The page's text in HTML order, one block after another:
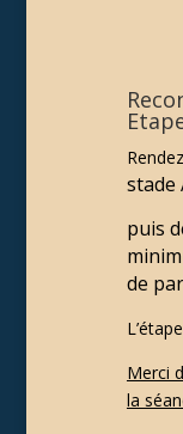
stade
puis
de
Merci
la